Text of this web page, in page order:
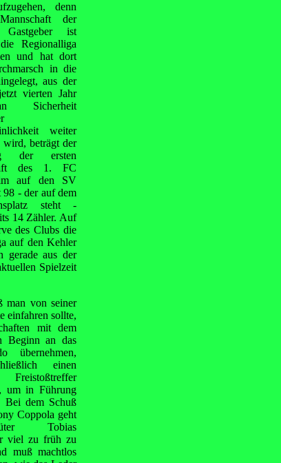
denn
der
Gastgeber ist
Regionalliga
und hat dort
in die
aus der
vierten Jahr
Sicherheit
weiter
wird, beträgt der
der ersten
des 1. FC
auf den SV
98 - der auf dem
steht -
14 Zähler. Auf
des Clubs die
auf den Kehler
gerade aus der
Spielzeit
man von seiner
einfahren sollte,
mit dem
Beginn an das
übernehmen,
einen
Freistoßtreffer
um in Führung
Bei dem Schuß
Coppola geht
Tobias
viel zu früh zu
muß machtlos